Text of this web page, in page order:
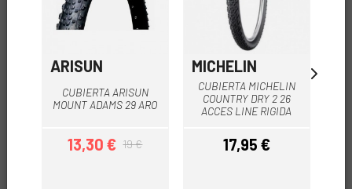
ARISUN
CUBIERTA ARISUN
MOUNT ADAMS 29 ARO
Prezzo
13,30 €Prezzo base
19 €
MICHELIN
CUBIERTA MICHELIN
COUNTRY DRY 2 26
ACCES LINE RIGIDA
Prezzo
17,95 €